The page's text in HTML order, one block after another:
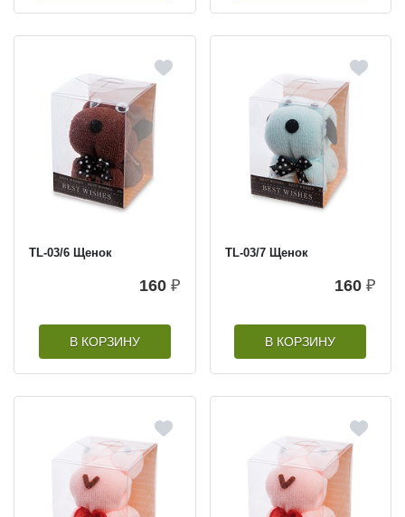
TL-03/6 Щенок
160 ₽
В КОРЗИНУ
TL-03/7 Щенок
160 ₽
В КОРЗИНУ